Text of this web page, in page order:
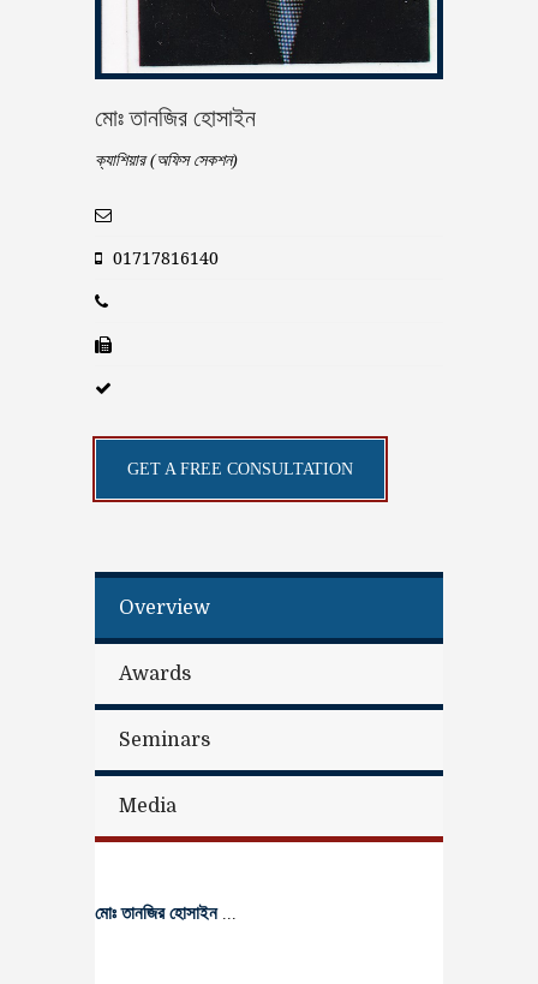
মোঃ তানজির হোসাইন
ক্যাশিয়ার (অফিস সেকশন)
01717816140
GET A FREE CONSULTATION
Overview
Awards
Seminars
Media
মোঃ তানজির হোসাইন...